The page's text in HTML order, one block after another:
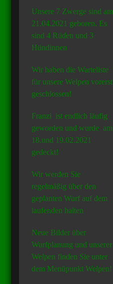
Unsere 7 Zwerge sind am
21.04.2021 geboren. Es
sind 4 Rüden und 3
Hündinnen
Wir haben die Warteliste
für unsere Welpen vorerst
geschlossen!
Franzi ist endlich läufig
geworden und wurde am
18.und 19.02.2021
gedeckt!
Wir werden Sie
regelmäßig über den
geplanten Wurf auf dem
laufenden halten
Neue Bilder über
Wurfplanung und unserer
Welpen finden Sie unter
dem Menüpunkt Welpen!